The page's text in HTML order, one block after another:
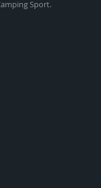
Sport.